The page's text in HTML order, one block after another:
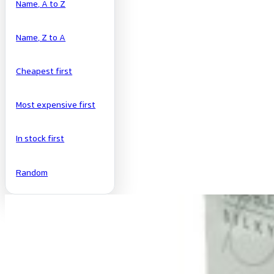
Name, A to Z
Name, Z to A
Cheapest first
Most expensive first
In stock first
Random